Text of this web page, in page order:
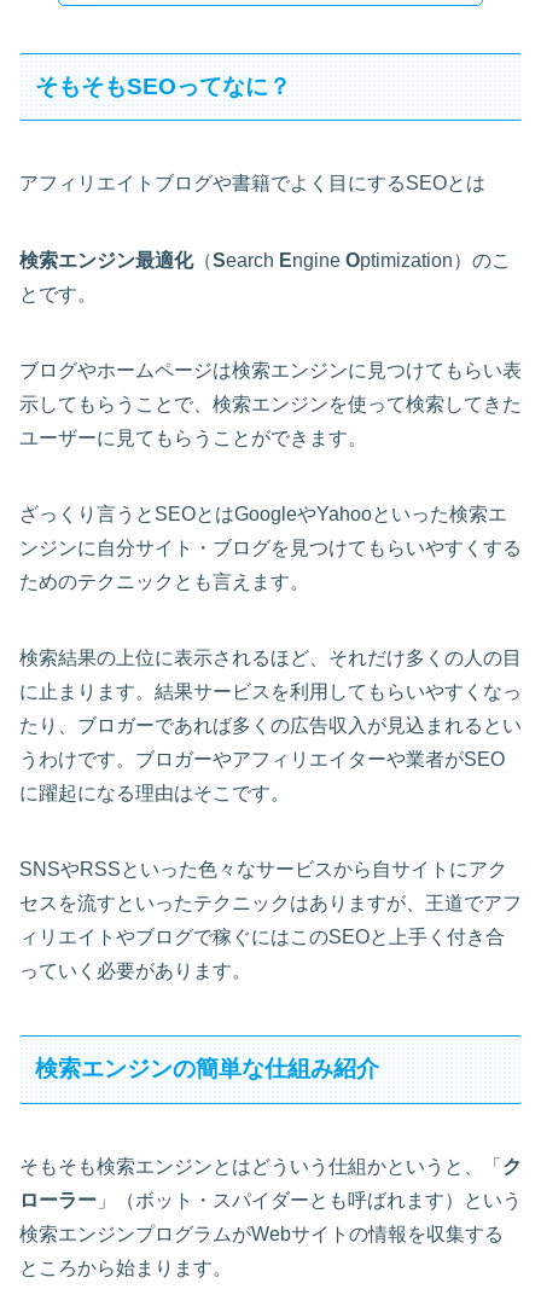
そもそもSEOってなに？
アフィリエイトブログや書籍でよく目にするSEOとは
検索エンジン最適化（Search Engine Optimization）のこ
とです。
ブログやホームページは検索エンジンに見つけてもらい表
示してもらうことで、検索エンジンを使って検索してきた
ユーザーに見てもらうことができます。
ざっくり言うとSEOとはGoogleやYahooといった検索エ
ンジンに自分サイト・ブログを見つけてもらいやすくする
ためのテクニックとも言えます。
検索結果の上位に表示されるほど、それだけ多くの人の目
に止まります。結果サービスを利用してもらいやすくなっ
たり、ブロガーであれば多くの広告収入が見込まれるとい
うわけです。ブロガーやアフィリエイターや業者がSEO
に躍起になる理由はそこです。
SNSやRSSといった色々なサービスから自サイトにアク
セスを流すといったテクニックはありますが、王道でアフ
ィリエイトやブログで稼ぐにはこのSEOと上手く付き合
っていく必要があります。
検索エンジンの簡単な仕組み紹介
そもそも検索エンジンとはどういう仕組かというと、「 ク
ローラー 」（ボット・スパイダーとも呼ばれます）という
検索エンジンプログラムがWebサイトの情報を収集する
ところから始まります。